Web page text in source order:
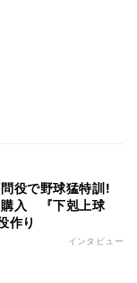
役で野球猛特訓!
購入 『下剋上球
作り
インタビュー